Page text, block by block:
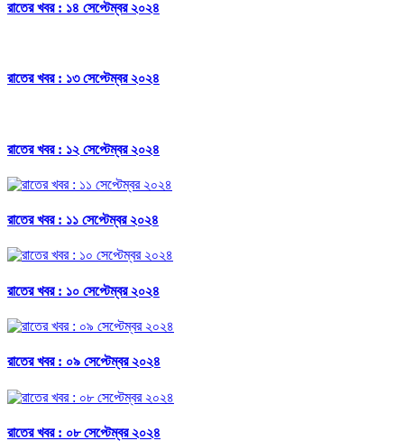
রাতের খবর : ১৪ সেপ্টেম্বর ২০২৪
রাতের খবর : ১৩ সেপ্টেম্বর ২০২৪
রাতের খবর : ১২ সেপ্টেম্বর ২০২৪
রাতের খবর : ১১ সেপ্টেম্বর ২০২৪
রাতের খবর : ১০ সেপ্টেম্বর ২০২৪
রাতের খবর : ০৯ সেপ্টেম্বর ২০২৪
রাতের খবর : ০৮ সেপ্টেম্বর ২০২৪